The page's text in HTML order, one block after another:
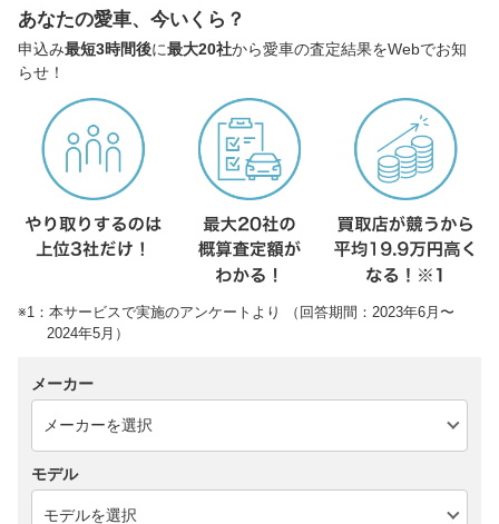
あなたの愛車、今いくら？
申込み最短3時間後に最大20社から愛車の査定結果をWebでお知
らせ！
※1：本サービスで実施のアンケートより （回答期間：2023年6月〜
2024年5月）
メーカー
モデル